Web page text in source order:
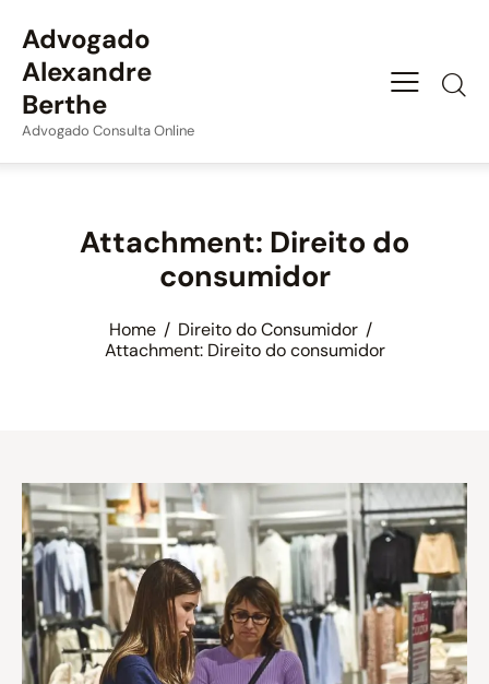
Advogado
Alexandre
Berthe
Advogado Consulta Online
Attachment: Direito do
consumidor
Home
Direito do Consumidor
Attachment: Direito do consumidor